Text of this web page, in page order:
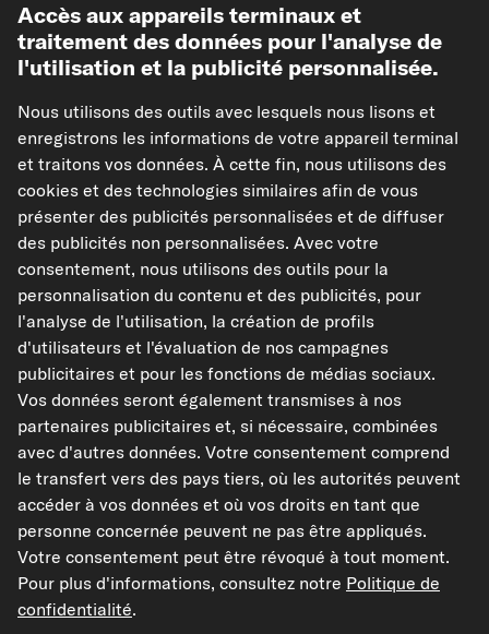
Paiement à l'avance
Nos partenaires d'expédition
kfzteile24.de kfzteile24.at
carpardoo.nl
carpardoo.dk
Les données présentées ici, notamment l'intégralité de la base de données, ne
peuvent être reproduites. La reproduction et la distribution des données et de
la base de données sans le consentement préalable de TecAlliance et/ou
l'implication de tiers dans de telles activités sont strictement interdites. Toute
utilisation non autorisée du contenu constitue une violation du droit d'auteur
et peut entraîner des poursuites judiciaires.
Résilier le contrat
© 2026 kfzteile24 GmbH - Tous droits réservés.
Accès aux appareils terminaux et
traitement des données pour l'analyse de
l'utilisation et la publicité personnalisée.
Nous utilisons des outils avec lesquels nous lisons et
enregistrons les informations de votre appareil terminal
et traitons vos données. À cette fin, nous utilisons des
cookies et des technologies similaires afin de vous
présenter des publicités personnalisées et de diffuser
des publicités non personnalisées. Avec votre
consentement, nous utilisons des outils pour la
personnalisation du contenu et des publicités, pour
l'analyse de l'utilisation, la création de profils
d'utilisateurs et l'évaluation de nos campagnes
publicitaires et pour les fonctions de médias sociaux.
Vos données seront également transmises à nos
partenaires publicitaires et, si nécessaire, combinées
avec d'autres données. Votre consentement comprend
le transfert vers des pays tiers, où les autorités peuvent
accéder à vos données et où vos droits en tant que
personne concernée peuvent ne pas être appliqués.
Votre consentement peut être révoqué à tout moment.
Pour plus d'informations, consultez notre Politique de
confidentialité.